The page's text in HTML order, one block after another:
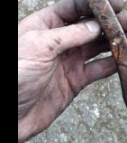
Bijoux